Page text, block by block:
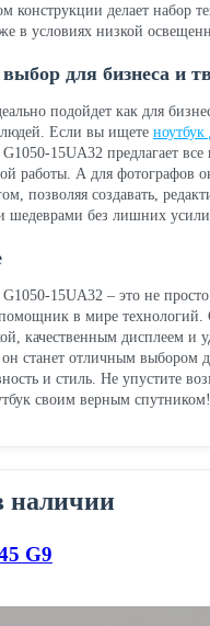
конструкции делает набор
в условиях низкой
для бизнеса и
подойдет как для
людей. Если вы ищете ноутбук
15UA32 предлагает все
работы. А для фотографов
позволяя создавать,
шедеврами без лишних
15UA32 – это не
в мире технологий.
качественным дисплеем и
станет отличным выбором
и стиль. Не упустите
своим верным спутником!
наличии
G9